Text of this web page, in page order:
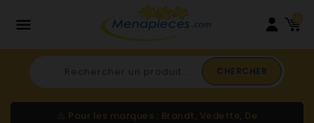
 0
CHERCHER
⚠️ Pour les marques : Brandt, Vedette, De